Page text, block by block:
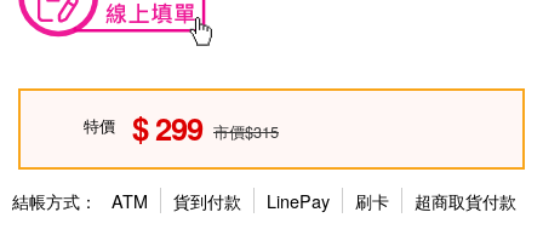
特價 299 市價$315
結帳方式： ATM 貨到付款 LinePay 刷卡 超商取貨付款